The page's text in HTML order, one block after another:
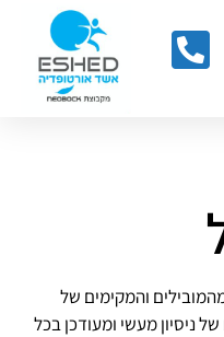
והמקימים של
בארץ . מעל 25 שנים של ניסיון מעשי ומעודכן בכל